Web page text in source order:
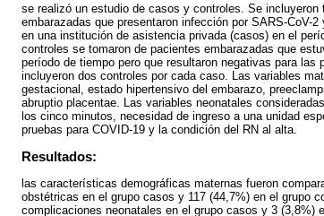
se realizó un estudio de casos y controles. Se incluyeron
embarazadas que presentaron infección por SARS-CoV-
en una institución de asistencia privada (casos) en el
controles se tomaron de pacientes embarazadas que
período de tiempo pero que resultaron negativas para las
incluyeron dos controles por cada caso. Las variables
gestacional, estado hipertensivo del embarazo,
abruptio placentae. Las variables neonatales
los cinco minutos, necesidad de ingreso a una unidad
pruebas para COVID-19 y la condición del RN al alta.
Resultados:
las características demográficas maternas fueron
obstétricas en el grupo casos y 117 (44,7%) en el grupo
complicaciones neonatales en el grupo casos y 3 (3,8%)